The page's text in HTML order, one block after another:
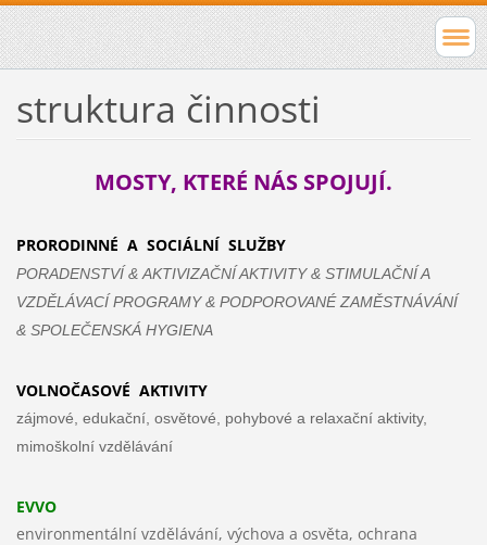
struktura činnosti
MOSTY, KTERÉ NÁS SPOJUJÍ.
PRORODINNÉ A SOCIÁLNÍ SLUŽBY
PORADENSTVÍ & AKTIVIZAČNÍ AKTIVITY& STIMULAČNÍ A
VZDĚLÁVACÍ PROGRAMY& PODPOROVANÉ ZAMĚSTNÁVÁNÍ
& SPOLEČENSKÁ HYGIENA
VOLNOČASOVÉ AKTIVITY
zájmové, edukační, osvětové, pohybové a relaxační aktivity,
mimoškolní vzdělávání
EVVO
environmentální vzdělávání, výchova a osvěta, ochrana